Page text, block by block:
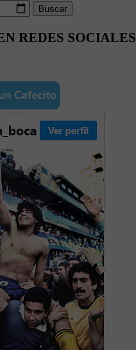
Buscar
REDES SOCIALES